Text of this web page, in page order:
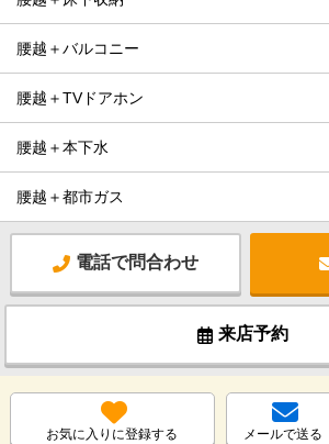
腰越＋バルコニー
腰越＋TVドアホン
腰越＋本下水
腰越＋都市ガス
電話で問合わせ
来店予約
お気に入りに登録する メールで送る